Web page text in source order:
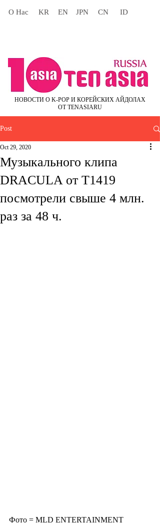
О Нас KR EN JPN CN ID
НОВОСТИ О K-POP И КОРЕЙСКИХ АЙДОЛАХ
ОТ TENASIARU
Post
Музыкального клипа
DRACULA от T1419
посмотрели свыше 4 млн.
раз за 48 ч.
Oct 29, 2020
Фото = MLD ENTERTAINMENT